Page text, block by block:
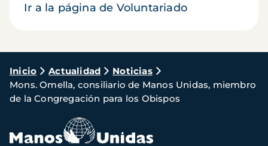
Ir a la página de Voluntariado
Ruta
de
navegación
Inicio Actualidad
Noticias
Mons. Omella, consiliario de Manos Unidas, miembro
de la Congregación para los Obispos